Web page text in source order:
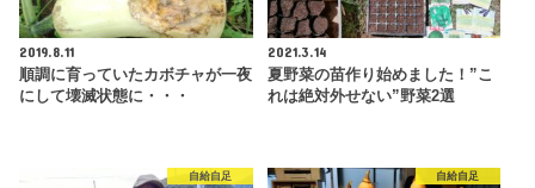
2019.8.11
順調に育っていたカボチャが一夜
にして壊滅状態に・・・
2021.3.14
夏野菜の苗作り始めました！”こ
れは絶対外せない”野菜2選
自給自足 自給自足